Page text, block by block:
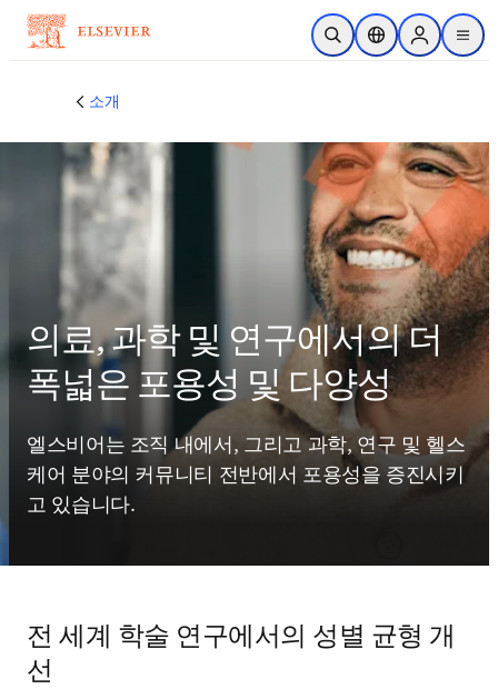
주요 콘텐츠로 건너뛰기
검색 열기위치 선택기Sign in to
menu
소개
의료, 과학 및 연구에서의 더
폭넓은 포용성 및 다양성
엘스비어는 조직 내에서, 그리고 과학, 연구 및 헬스
케어 분야의 커뮤니티 전반에서 포용성을 증진시키
고 있습니다.
전 세계 학술 연구에서의 성별 균형 개
선